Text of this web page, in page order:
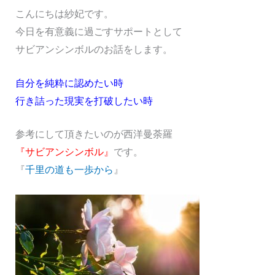
こんにちは紗妃です。
今日を有意義に過ごすサポートとして
サビアンシンボルのお話をします。
自分を純粋に認めたい時
行き詰った現実を打破したい時
参考にして頂きたいのが西洋曼荼羅
『サビアンシンボル』 です。
『千里の道も一歩から 』